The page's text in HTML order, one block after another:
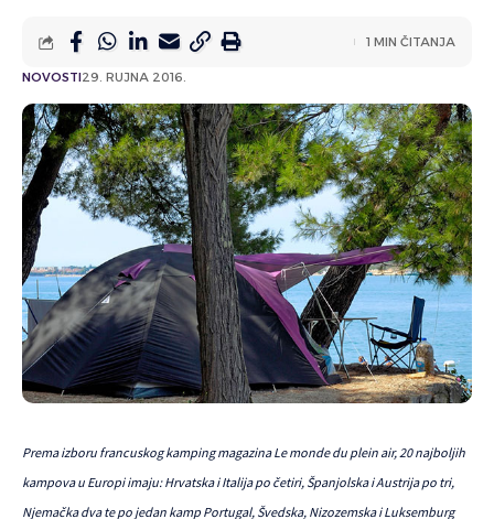
NOVOSTI29. RUJNA 2016.
1 MIN ČITANJA
Prema izboru francuskog kamping magazina Le monde du plein air, 20 najboljih
kampova u Europi imaju: Hrvatska i Italija po četiri, Španjolska i Austrija po tri,
Njemačka dva te po jedan kamp Portugal, Švedska, Nizozemska i Luksemburg